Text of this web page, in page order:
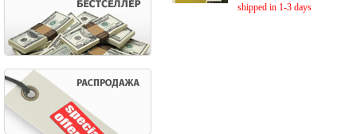
shipped in 1-3 days